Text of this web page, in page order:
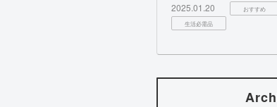
2025.01.20 おすすめ
生活必需品